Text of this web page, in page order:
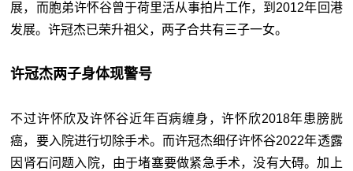
展，而胞弟许怀谷曾于荷里活从事拍片工作，到2012年回港
发展。许冠杰已荣升祖父，两子合共有三子一女。
许冠杰两子身体现警号
不过许怀欣及许怀谷近年百病缠身，许怀欣2018年患膀胱
癌，要入院进行切除手术。而许冠杰细仔许怀谷2022年透露
因肾石问题入院，由于堵塞要做紧急手术，没有大碍。加上